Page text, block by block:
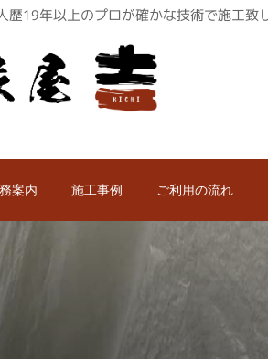
歴19年以上のプロが確かな技術で施工致
案内 施工事例 ご利用の流れ